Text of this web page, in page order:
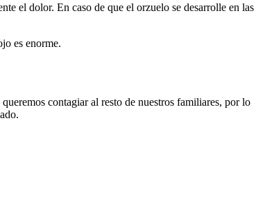
el dolor. En caso de que el orzuelo se desarrolle en las
es enorme.
contagiar al resto de nuestros familiares, por lo